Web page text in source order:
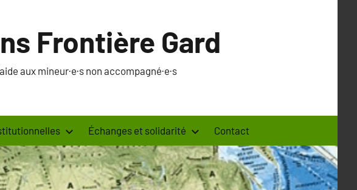
Frontière Gard
aux mineur·e·s non accompagné·e·s
Échanges et solidarité Contact